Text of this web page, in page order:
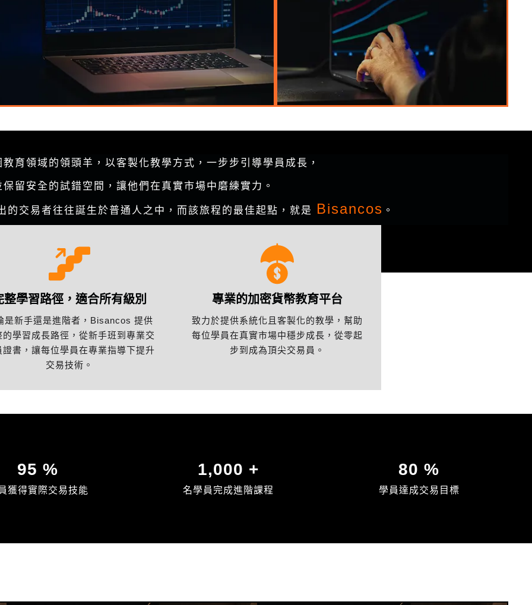
育領域的領頭羊，以客製化教學方式，一步步引導學員成長，
保留安全的試錯空間，讓他們在真實市場中磨練實力。
的交易者往往誕生於普通人之中，而該旅程的最佳起點，就是 Bisancos 。
整學習路徑，適合所有級別
是新手還是進階者，Bisancos 提供
的學習成長路徑，從新手班到專業交
證書，讓每位學員在專業指導下提升
交易技術。
專業的加密貨幣教育平台
致力於提供系統化且客製化的教學，幫助
每位學員在真實市場中穩步成長，從零起
步到成為頂尖交易員。
95 %
獲得實際交易技能
1,000 +
名學員完成進階課程
80 %
學員達成交易目標